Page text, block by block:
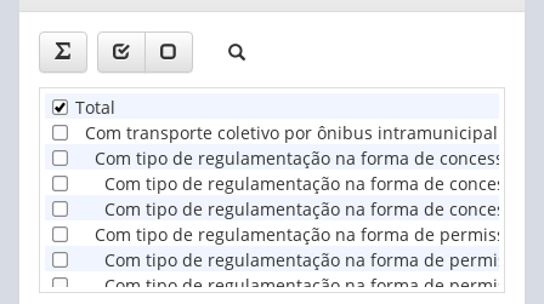
Total
Com transporte coletivo por ônibus intramunicipal
Com tipo de regulamentação na forma de concessão
Com tipo de regulamentação na forma de concessão
Com tipo de regulamentação na forma de concessão
Com tipo de regulamentação na forma de permissão
Com tipo de regulamentação na forma de permissão
Com tipo de regulamentação na forma de permissão